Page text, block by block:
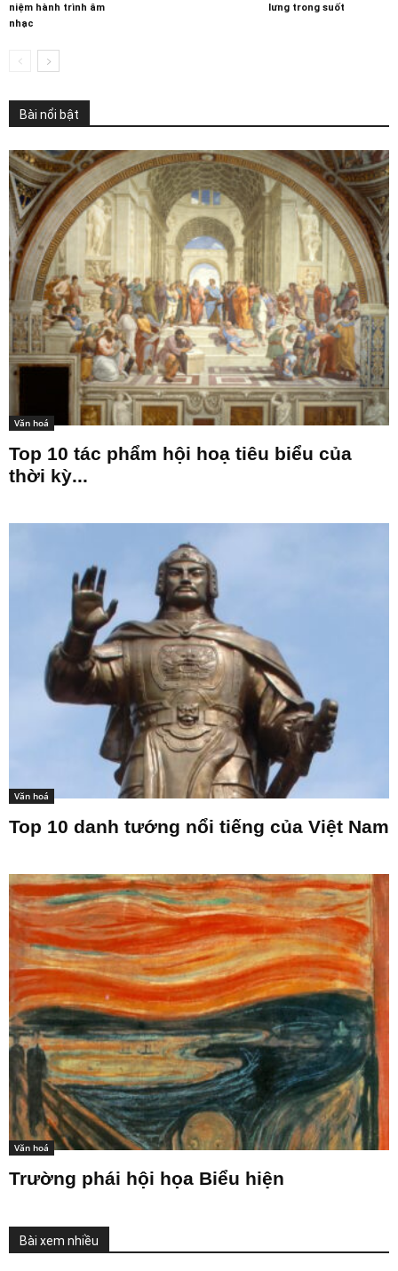
niệm hành trình âm
nhạc
lưng trong suốt
Bài nổi bật
Văn hoá
Top 10 tác phẩm hội hoạ tiêu biểu của
thời kỳ...
Văn hoá
Top 10 danh tướng nổi tiếng của Việt Nam
Văn hoá
Trường phái hội họa Biểu hiện
Bài xem nhiều